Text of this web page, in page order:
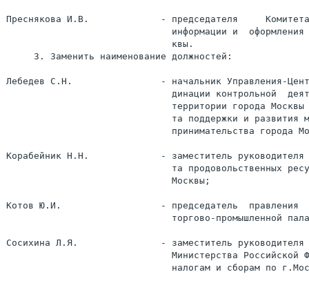
Преснякова И.В.             - председателя
информации и  оформления
                              квы.
     3. Заменить наименование должностей:
Лебедев С.Н.                - начальник Управления-
динации контрольной
территории города Москвы
та поддержки и развития
принимательства города
Корабейник Н.Н.             - заместитель руководителя
та продовольственных
                              Москвы;
Котов Ю.И.                  - председатель  правления
торгово-промышленной
Сосихина Л.Я.               - заместитель руководителя
Министерства Российской
налогам и сборам по